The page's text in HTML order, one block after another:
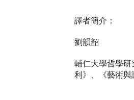
譯者簡介：
劉韻韶
輔仁大學哲學
利》、《藝術